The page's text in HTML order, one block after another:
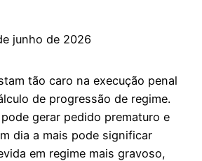
junho de 2026
tão caro na execução penal
de progressão de regime.
gerar pedido prematuro e
dia a mais pode significar
em regime mais gravoso,